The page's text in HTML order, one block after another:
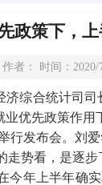
政策下，
作者： 时间：2020/
综合统计司
优先政策作用
发布会。刘
势看，是逐
今年上半年确